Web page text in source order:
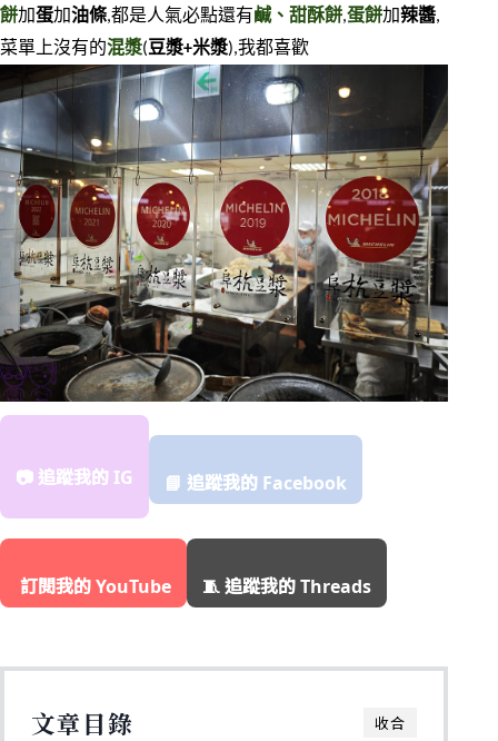
餅加蛋加油條,都是人氣必點還有鹹、甜酥餅,蛋餅加辣醬,
菜單上沒有的混漿(豆漿+米漿),我都喜歡
📷 追蹤我的 IG 📘 追蹤我的 Facebook
️ 訂閱我的 YouTube 🧵 追蹤我的 Threads
收合
文章目錄